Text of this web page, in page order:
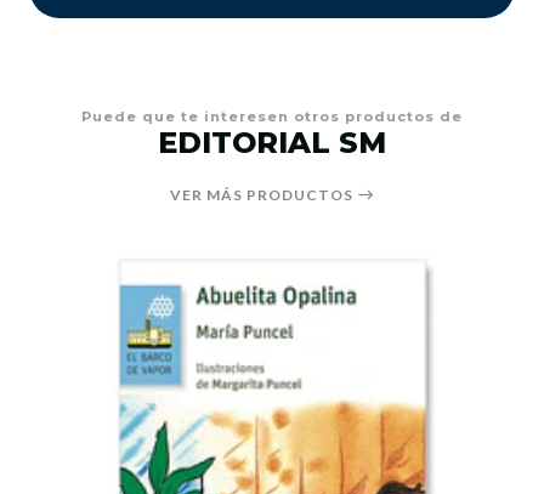
Puede que te interesen otros productos de
EDITORIAL SM
VER MÁS PRODUCTOS